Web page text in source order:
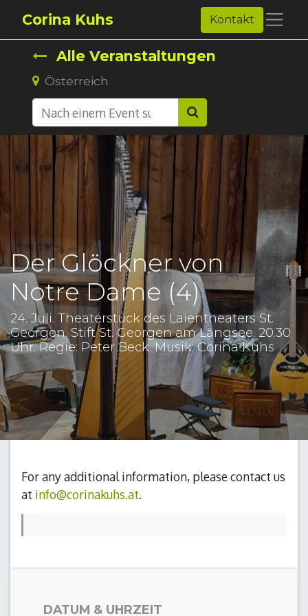
Corina Kuhs Kontakt
Alle Veranstaltungen
Österreich
Der Glöckner von
Notre Dame (4)
24. Juli. Theaterstück des Laientheaters St.
Georgen. Stift St. Georgen am Längsee. 20.30
Uhr. Regie: Peter Beck. Musik: Corina Kuhs
For any additional information, please contact us
at info@corinakuhs.at.
DATUM & UHRZEIT